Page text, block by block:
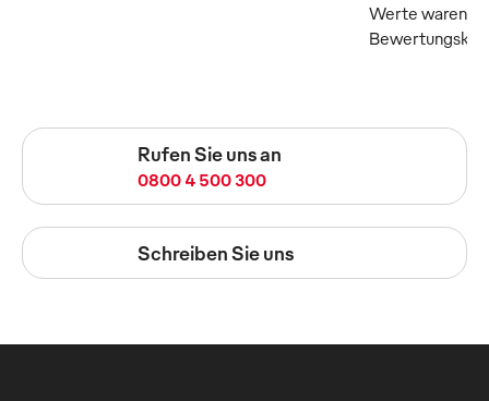
Werte waren
Rufen Sie uns an
0800 4 500 300
Schreiben Sie uns